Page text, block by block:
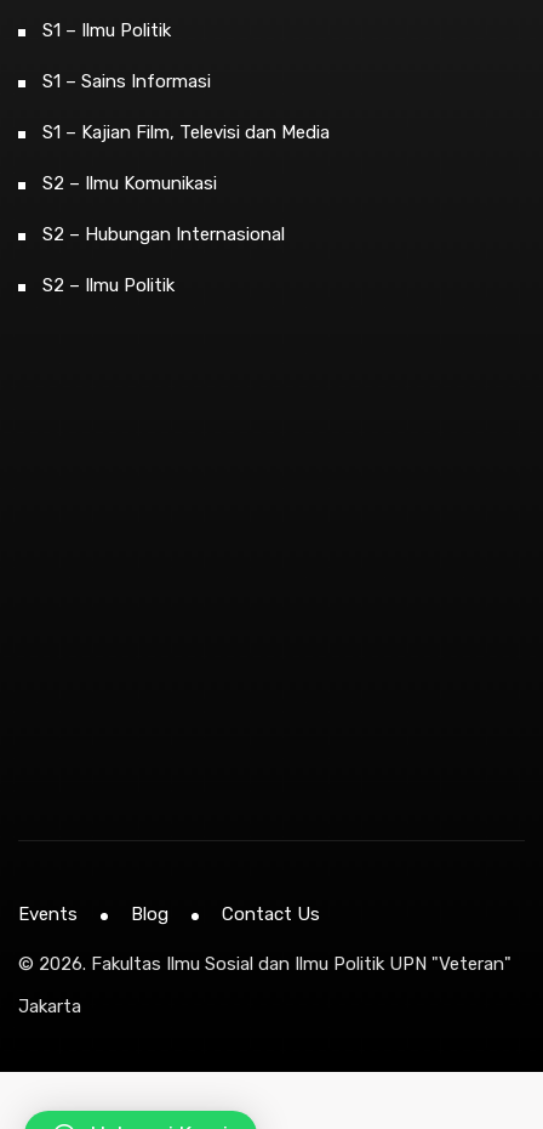
S1 – Ilmu Politik
S1 – Sains Informasi
S1 – Kajian Film, Televisi dan Media
S2 – Ilmu Komunikasi
S2 – Hubungan Internasional
S2 – Ilmu Politik
© 2026. Fakultas Ilmu Sosial dan Ilmu Politik UPN "Veteran"
Jakarta
Events Blog Contact Us